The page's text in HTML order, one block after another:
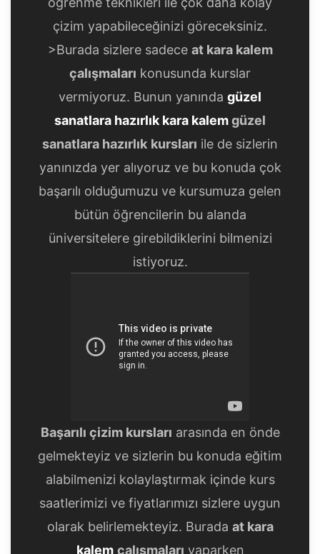
çizim yapabileceğinizi göreceksiniz.
>Burada sizlere sadece at kara kalem
çalışmaları konusunda kurslar
vermiyoruz. Bunun yanında güzel
sanatlara hazırlık kara kalemgüzel
sanatlara hazırlık kursları ile de sizlerin
yanınızda yer alıyoruz ve bu konuda çok
başarılı olduğumuzu ve kursumuza gelen
bütün öğrencilerin bu alanda
üniversitelere girebildiklerini bilmenizi
istiyoruz.
Başarılı çizim kursları arasında en önde
gelmekteyiz ve sizlerin bu konuda eğitim
alabilmenizi kolaylaştırmak içinde kurs
saatlerimizi ve fiyatlarımızı sizlere uygun
olarak belirlemekteyiz. Burada at kara
kalem çalışmaları yaparken